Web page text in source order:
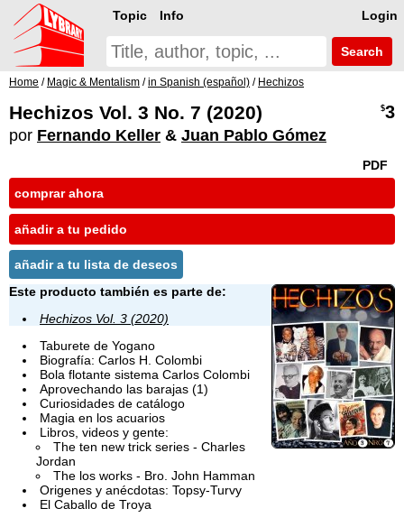
Login
Topic Info
Search
Home / Magic & Mentalism /in Spanish (español) / Hechizos
Hechizos Vol. 3 No. 7 (2020)
por Fernando Keller & Juan Pablo Gómez
$3
PDF
comprar ahora
añadir a tu pedido
añadir a tu lista de deseos
Este producto también es parte de:
Hechizos Vol. 3 (2020)
Taburete de Yogano
Biografía: Carlos H. Colombi
Bola flotante sistema Carlos Colombi
Aprovechando las barajas (1)
Curiosidades de catálogo
Magia en los acuarios
Libros, videos y gente:
The ten new trick series - Charles
Jordan
The los works - Bro. John Hamman
Origenes y anécdotas: Topsy-Turvy
El Caballo de Troya